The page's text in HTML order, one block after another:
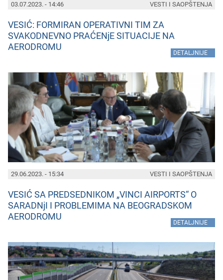
03.07.2023. - 14:46
VESIĆ: FORMIRAN OPERATIVNI TIM ZA
SVAKODNEVNO PRAĆENjE SITUACIJE NA
AERODROMU
DETALJNIJE
VESTI I SAOPŠTENJA
29.06.2023. - 15:34
VESIĆ SA PREDSEDNIKOM „VINCI AIRPORTS“ O
SARADNjI I PROBLEMIMA NA BEOGRADSKOM
AERODROMU
DETALJNIJE
VESTI I SAOPŠTENJA